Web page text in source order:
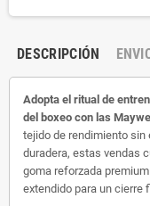
DESCRIPCIÓN
Adopta el ritual de
del boxeo con las
tejido de rendimiento
duradera, estas vendas
goma reforzada
extendido para un cierre